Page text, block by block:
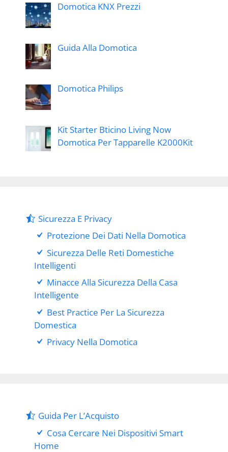
Domotica KNX Prezzi
Guida Alla Domotica
Domotica Philips
Kit Starter Bticino Living Now
Domotica Per Tapparelle K2000Kit
Sicurezza E Privacy
Protezione Dei Dati Nella Domotica
Sicurezza Delle Reti Domestiche
Intelligenti
Minacce Alla Sicurezza Della Casa
Intelligente
Best Practice Per La Sicurezza
Domestica
Privacy Nella Domotica
Guida Per L’Acquisto
Cosa Cercare Nei Dispositivi Smart
Home